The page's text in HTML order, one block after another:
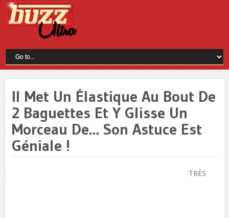
Il Met Un Élastique Au Bout De
2 Baguettes Et Y Glisse Un
Morceau De… Son Astuce Est
Géniale !
TRÈS